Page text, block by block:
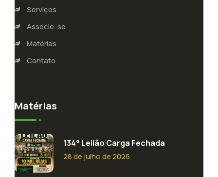
Serviços
Associe-se
Matérias
Contato
Matérias
134° Leilão Carga Fechada
28 de julho de 2026